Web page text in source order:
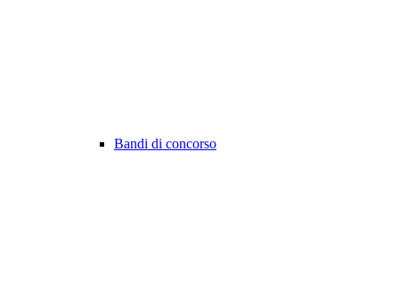
Bandi di concorso